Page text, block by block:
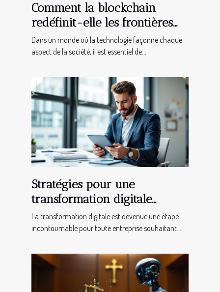
Comment la blockchain
redéfinit-elle les frontières
de la justice ?
Dans un monde où la technologie façonne chaque
aspect de la société, il est essentiel de...
Stratégies pour une
transformation digitale
réussie en entreprise
La transformation digitale est devenue une étape
incontournable pour toute entreprise souhaitant...